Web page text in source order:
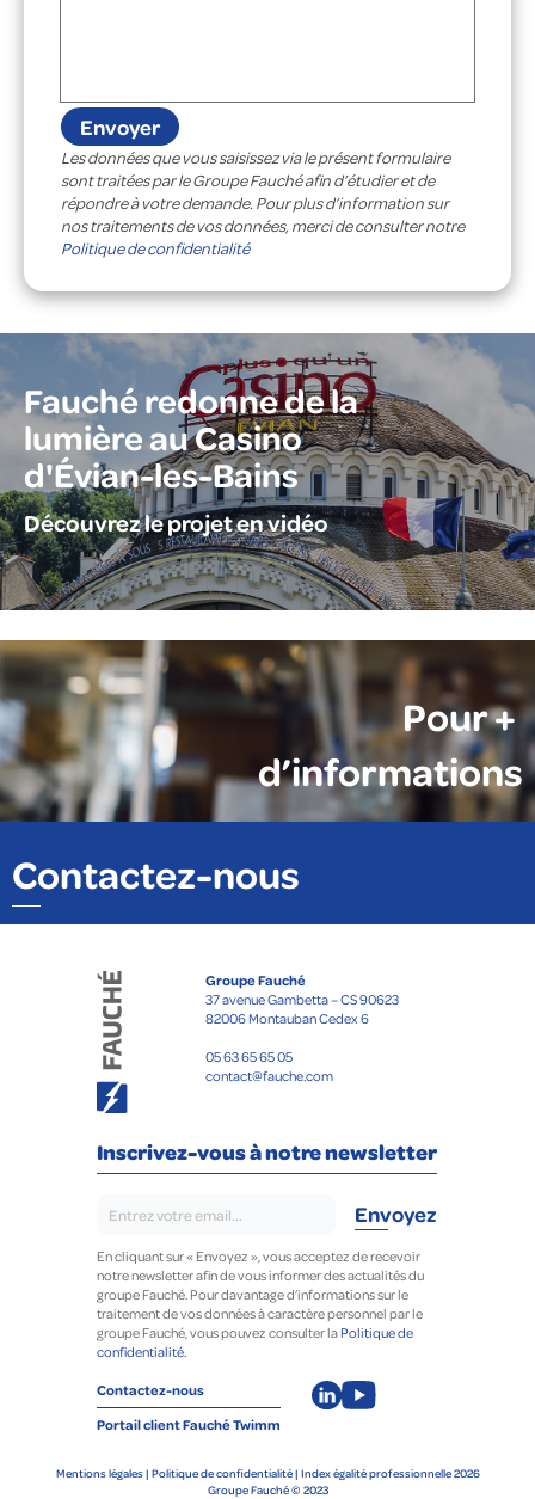
Les données que vous saisissez via le présent formulaire
sont traitées par le Groupe Fauché afin d’étudier et de
répondre à votre demande. Pour plus d’information sur
nos traitements de vos données, merci de consulter notre
Politique de confidentialité
Fauché redonne de la
lumière au Casino
d'Évian-les-Bains
Découvrez le projet en vidéo
Pour +
d’informations
Contactez-nous
Groupe Fauché
37 avenue Gambetta – CS 90623
82006 Montauban Cedex 6
05 63 65 65 05
contact@fauche.com
Inscrivez-vous à notre newsletter
En cliquant sur « Envoyez », vous acceptez de recevoir
notre newsletter afin de vous informer des actualités du
groupe Fauché. Pour davantage d’informations sur le
traitement de vos données à caractère personnel par le
groupe Fauché, vous pouvez consulter laPolitique de
confidentialité.
Contactez-nous
Portail client Fauché Twimm
Mentions légales| Politique de confidentialité| Index égalité professionnelle 2026
Groupe Fauché © 2023